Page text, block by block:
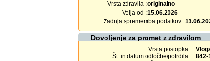
Vrsta zdravila :originalno
Velja od :15.06.2026
Zadnja sprememba podatkov :
Dovoljenje za promet z zdravilom
Vrsta postopka :
Št. in datum odločbe/potrdila :
842-